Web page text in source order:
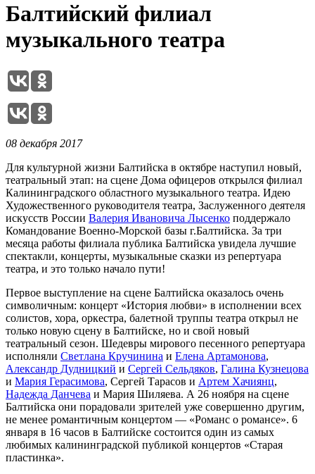
Балтийский филиал
музыкального театра
08 декабря 2017
Для культурной жизни Балтийска в октябре наступил новый,
театральный этап: на сцене Дома офицеров открылся филиал
Калининградского областного музыкального театра. Идею
Художественного руководителя театра, Заслуженного деятеля
искусств России Валерия Ивановича Лысенко поддержало
Командование Военно-Морской базы г.Балтийска. За три
месяца работы филиала публика Балтийска увидела лучшие
спектакли, концерты, музыкальные сказки из репертуара
театра, и это только начало пути!
Первое выступление на сцене Балтийска оказалось очень
символичным: концерт «История любви» в исполнении всех
солистов, хора, оркестра, балетной труппы театра открыл не
только новую сцену в Балтийске, но и свой новый
театральный сезон. Шедевры мирового песенного репертуара
исполняли Светлана Кручинина и Елена Артамонова,
Александр Дудницкий и Сергей Сельдяков, Галина Кузнецова
и Мария Герасимова, Сергей Тарасов и Артем Хачиянц,
Надежда Данчева и Мария Шиляева. А 26 ноября на сцене
Балтийска они порадовали зрителей уже совершенно другим,
не менее романтичным концертом — «Романс о романсе». 6
января в 16 часов в Балтийске состоится один из самых
любимых калининградской публикой концертов «Старая
пластинка».